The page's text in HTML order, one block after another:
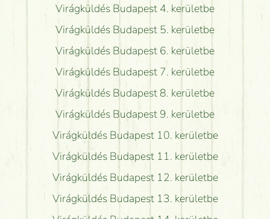
Virágküldés Budapest 4. kerületbe
Virágküldés Budapest 5. kerületbe
Virágküldés Budapest 6. kerületbe
Virágküldés Budapest 7. kerületbe
Virágküldés Budapest 8. kerületbe
Virágküldés Budapest 9. kerületbe
Virágküldés Budapest 10. kerületbe
Virágküldés Budapest 11. kerületbe
Virágküldés Budapest 12. kerületbe
Virágküldés Budapest 13. kerületbe